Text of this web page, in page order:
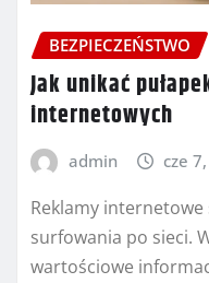
BEZPIECZEŃSTWO
Jak unikać
internetowych
admin cze
Reklamy internetowe
surfowania po sieci.
wartościowe